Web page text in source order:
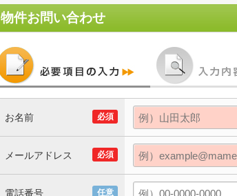
物件お問い合わせ
必須
お名前
必須
メールアドレス
任意
電話番号